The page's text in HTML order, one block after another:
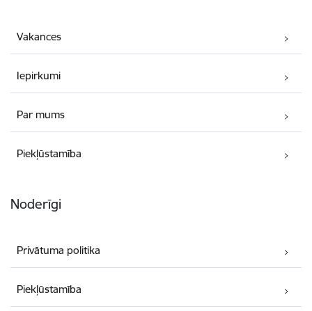
Vakances
Iepirkumi
Par mums
Piekļūstamība
Noderīgi
Privātuma politika
Piekļūstamība